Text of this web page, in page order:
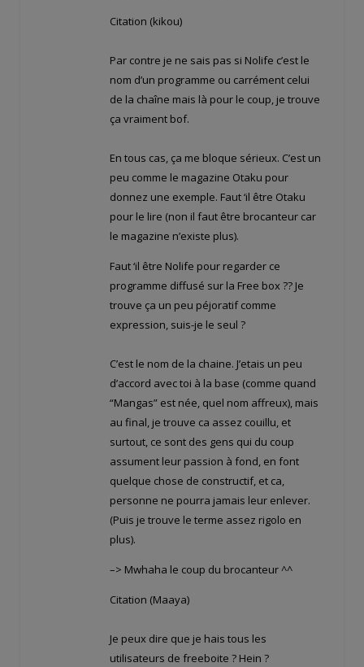
Citation (kikou)
Par contre je ne sais pas si Nolife c’est le
nom d’un programme ou carrément celui
de la chaîne mais là pour le coup, je trouve
ça vraiment bof.
En tous cas, ça me bloque sérieux. C’est un
peu comme le magazine Otaku pour
donnez une exemple. Faut ‘il être Otaku
pour le lire (non il faut être brocanteur car
le magazine n’existe plus).
Faut ‘il être Nolife pour regarder ce
programme diffusé sur la Free box ?? Je
trouve ça un peu péjoratif comme
expression, suis-je le seul ?
C’est le nom de la chaine. J’etais un peu
d’accord avec toi à la base (comme quand
“Mangas” est née, quel nom affreux), mais
au final, je trouve ca assez couillu, et
surtout, ce sont des gens qui du coup
assument leur passion à fond, en font
quelque chose de constructif, et ca,
personne ne pourra jamais leur enlever.
(Puis je trouve le terme assez rigolo en
plus).
–> Mwhaha le coup du brocanteur ^^
Citation (Maaya)
Je peux dire que je hais tous les
utilisateurs de freeboite ? Hein ?